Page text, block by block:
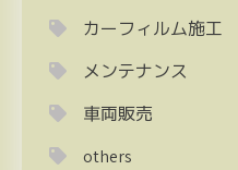
カーフィルム施工
メンテナンス
車両販売
others